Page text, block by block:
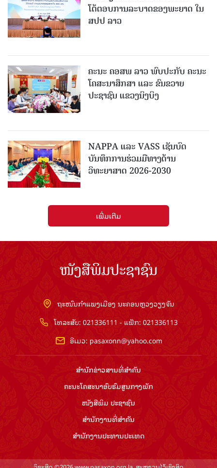
ໂຕ້ຕອບການລະບາດຂອງພະຍາດ ໃນ
ສປປ ລາວ
ຄະນະ ຄອສພ ລາວ ພົບປະກັບ ຄະນະ
ໂຄສະນາສຶກສາ ແລະ ຂົນຂວາຍ
ປະຊາຊົນ ແຂວງນິງບິງ
NAPPA ແລະ VASS ເຊັນບົດ
ບັນທຶກການຮ່ວມມືທາງດ້ານ
ວິທະຍາສາດ 2026-2030
ເພີ່ມເຕີມ
ໜັງສືພິມປະຊາຊົນ
ຖະໜົນກຳແພງເມືອງ ນະຄອນຫຼວງວຽງຈັນ
ໂທລະສັບ: 021336111 - ແຟັກ: 021336113
ອີເມວ: pasaxonn@yahoo.com
ສຳ​ນັກ​ຂ່າວ​ສານ​ທີ່​ສຳ​ຄັນ​
ຄະນະໂຄສະນາອົບຮົມ​ສູນ​ກາງ​ພັກ
ໜັງສືພິມ ປະ​ຊາ​ຊົນ
ສຳ​ນັກ​ງານ​ທີ່​ສຳ​ຄັນ
ສຳ​ນັກ​ງານ​ປະ​ທານ​ປະ​ເທດ